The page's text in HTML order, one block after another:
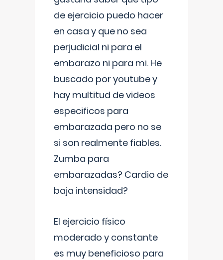
de ejercicio puedo hacer
en casa y que no sea
perjudicial ni para el
embarazo ni para mi. He
buscado por youtube y
hay multitud de videos
especificos para
embarazada pero no se
si son realmente fiables.
Zumba para
embarazadas? Cardio de
baja intensidad?
El ejercicio físico
moderado y constante
es muy beneficioso para